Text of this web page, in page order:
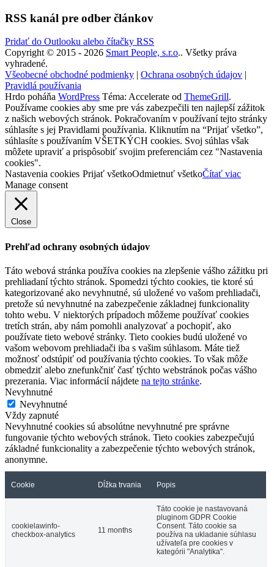
RSS kanál pre odber článkov
Pridať do Outlooku alebo čítačky RSS
Copyright © 2015 - 2026 Smart People, s.r.o.. Všetky práva
vyhradené.
Všeobecné obchodné podmienky | Ochrana osobných údajov |
Pravidlá používania
Hrdo poháňa WordPress Téma: Accelerate od ThemeGrill.
Používame cookies aby sme pre vás zabezpečili ten najlepší zážitok
z našich webových stránok. Pokračovaním v používaní tejto stránky
súhlasíte s jej Pravidlami používania. Kliknutím na “Prijať všetko”,
súhlasíte s používaním VŠETKÝCH cookies. Svoj súhlas však
môžete upraviť a prispôsobiť svojim preferenciám cez "Nastavenia
cookies".
Nastavenia cookies Prijať všetkoOdmietnuť všetkoČítať viac
Manage consent
Close
Prehľad ochrany osobných údajov
Táto webová stránka používa cookies na zlepšenie vášho zážitku pri
prehliadaní týchto stránok. Spomedzi týchto cookies, tie ktoré sú
kategorizované ako nevyhnutné, sú uložené vo vašom prehliadači,
pretože sú nevyhnutné na zabezpečenie základnej funkcionality
tohto webu. V niektorých prípadoch môžeme používať cookies
tretích strán, aby nám pomohli analyzovať a pochopiť, ako
používate tieto webové stránky. Tieto cookies budú uložené vo
vašom webovom prehliadači iba s vašim súhlasom. Máte tiež
možnosť odstúpiť od používania týchto cookies. To však môže
obmedziť alebo znefunkčniť časť týchto webstránok počas vášho
prezerania. Viac informácií nájdete na tejto stránke.
Nevyhnutné
Nevyhnutné
Vždy zapnuté
Nevyhnutné cookies sú absolútne nevyhnutné pre správne
fungovanie týchto webových stránok. Tieto cookies zabezpečujú
základné funkcionality a zabezpečenie týchto webových stránok,
anonymne.
Cookie Dĺžka trvania Popis
cookielawinfo-
checkbox-analytics
11 months
Táto cookie je nastavovaná
pluginom GDPR Cookie
Consent. Táto cookie sa
používa na ukladanie súhlasu
užívateľa pre cookies v
kategórii "Analytika".